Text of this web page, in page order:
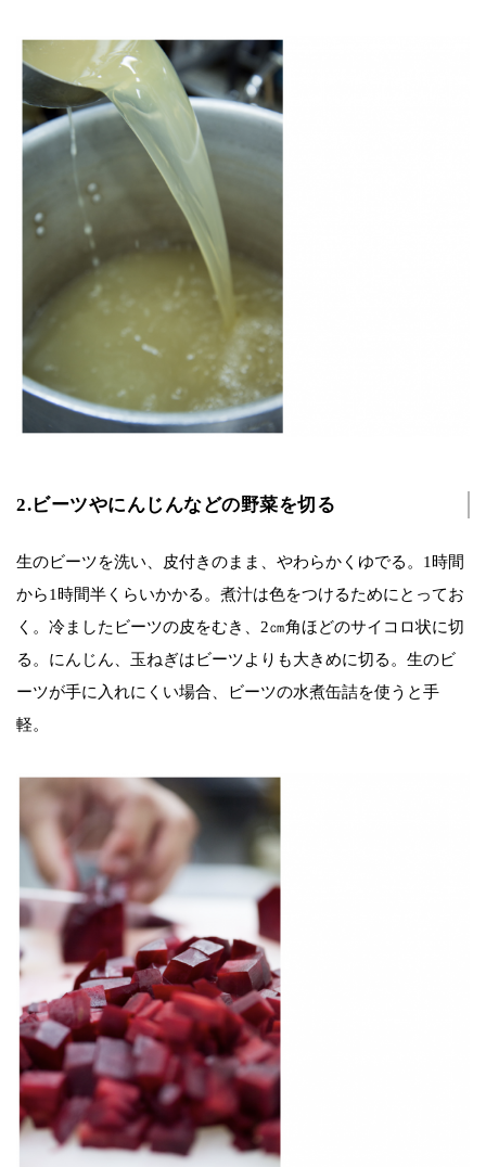
2.ビーツやにんじんなどの野菜を切る
生のビーツを洗い、皮付きのまま、やわらかくゆでる。1時間
から1時間半くらいかかる。煮汁は色をつけるためにとってお
く。冷ましたビーツの皮をむき、2㎝角ほどのサイコロ状に切
る。にんじん、玉ねぎはビーツよりも大きめに切る。生のビ
ーツが手に入れにくい場合、ビーツの水煮缶詰を使うと手
軽。